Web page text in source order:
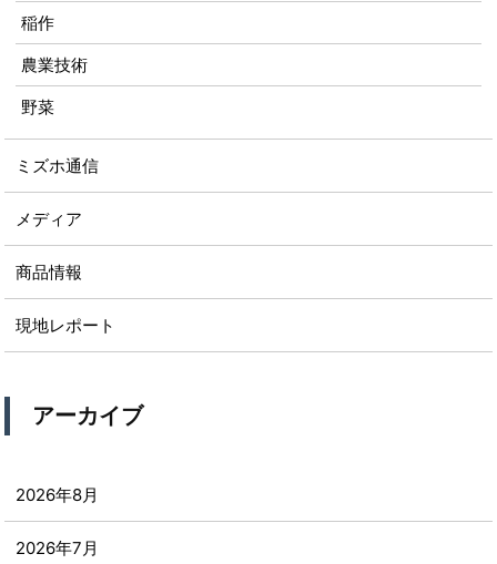
稲作
農業技術
野菜
ミズホ通信
メディア
商品情報
現地レポート
アーカイブ
2026年8月
2026年7月